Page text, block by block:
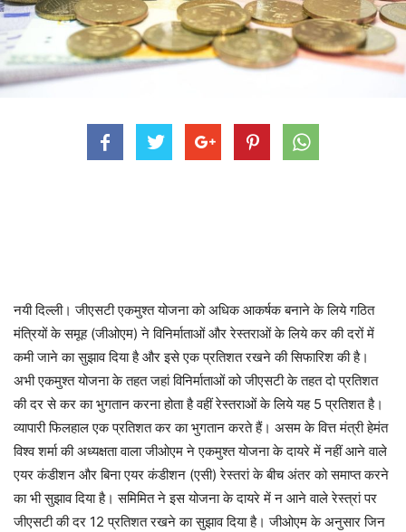
नयी दिल्ली। जीएसटी एकमुश्त योजना को अधिक आकर्षक बनाने के लिये गठित
मंत्रियों के समूह (जीओएम) ने विनिर्माताओं और रेस्तराओं के लिये कर की दरों में
कमी जाने का सुझाव दिया है और इसे एक प्रतिशत रखने की सिफारिश की है।
अभी एकमुश्त योजना के तहत जहां विनिर्माताओं को जीएसटी के तहत दो प्रतिशत
की दर से कर का भुगतान करना होता है वहीं रेस्तराओं के लिये यह 5 प्रतिशत है।
व्यापारी फिलहाल एक प्रतिशत कर का भुगतान करते हैं। असम के वित्त मंत्री हेमंत
विश्व शर्मा की अध्यक्षता वाला जीओएम ने एकमुश्त योजना के दायरे में नहीं आने वाले
एयर कंडीशन और बिना एयर कंडीशन (एसी) रेस्तरां के बीच अंतर को समाप्त करने
का भी सुझाव दिया है। समिमित ने इस योजना के दायरे में न आने वाले रेस्त्रां पर
जीएसटी की दर 12 प्रतिशत रखने का सुझाव दिया है। जीओएम के अनुसार जिन